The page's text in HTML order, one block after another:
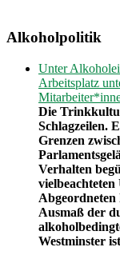
Alkoholpolitik
Unter
Arbeitsplatz
Die
Schlagzeilen.
Grenzen
Verhalten
Abgeordneten
Ausmaß der
Westminster